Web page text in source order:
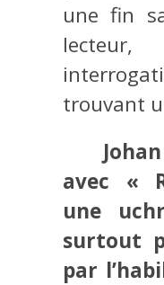
une fin
trouvant
avec «
une
surtout
par